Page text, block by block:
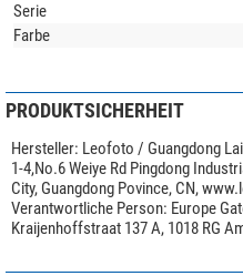
Serie
Farbe
PRODUKTSICHERHEIT
Hersteller: Leofoto / Guangdong
1-4,No.6 Weiye Rd Pingdong
City, Guangdong Povince, CN,
Verantwortliche Person: Europe
Kraijenhoffstraat 137 A, 1018 RG